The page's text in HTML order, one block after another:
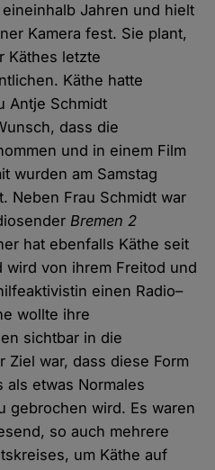
Jahren und hielt
Kamera fest. Sie plant,
Käthes letzte
Käthe hatte
Antje Schmidt
dass die
und in einem Film
wurden am Samstag
Neben Frau Schmidt war
Bremen 2
hat ebenfalls Käthe seit
von ihrem Freitod und
einen Radio–
wollte ihre
sichtbar in die
Ziel war, dass diese Form
als etwas Normales
gebrochen wird. Es waren
so auch mehrere
um Käthe auf